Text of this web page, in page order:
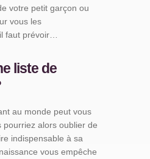
votre petit garçon ou
vous les
faut prévoir…
liste de
au monde peut vous
pourriez alors oublier de
indispensable à sa
vous empêche